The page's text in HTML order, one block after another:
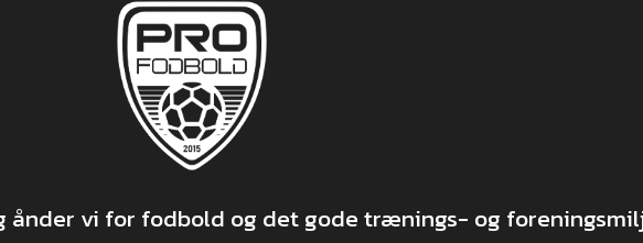
ånder vi for fodbold og det gode trænings- og